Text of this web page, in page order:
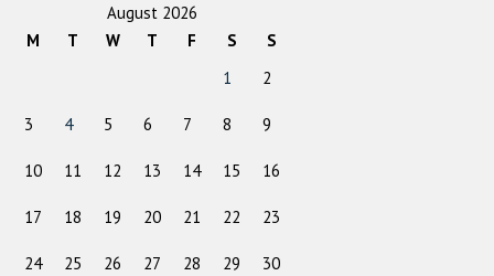
August 2026
M
T W T F S
S
1
2
3 4 5 6 7 8 9
10 11 12 13 14 15 16
17 18 19 20 21 22 23
24 25 26 27 28 29 30